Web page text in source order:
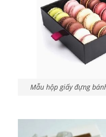
Mẫu hộp giấy đựng